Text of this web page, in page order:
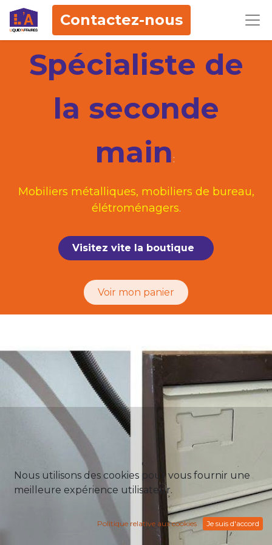
Contactez-nous
Spécialiste de
la seconde
main :
Mobiliers métalliques, mobiliers de bureau,
élétroménagers.
Visitez vite la boutique
Voir mon panier
Nous utilisons des cookies pour vous fournir une
meilleure expérience utilisateur.
Politique relative aux cookies Je suis d'accord